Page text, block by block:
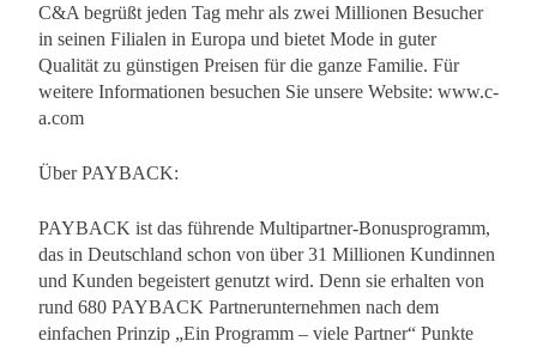
C&A begrüßt jeden Tag mehr als zwei Millionen Besucher
in seinen Filialen in Europa und bietet Mode in guter
Qualität zu günstigen Preisen für die ganze Familie. Für
weitere Informationen besuchen Sie unsere Website: www.c-
a.com
Über PAYBACK:
PAYBACK ist das führende Multipartner-Bonusprogramm,
das in Deutschland schon von über 31 Millionen Kundinnen
und Kunden begeistert genutzt wird. Denn sie erhalten von
rund 680 PAYBACK Partnerunternehmen nach dem
einfachen Prinzip „Ein Programm – viele Partner“ Punkte